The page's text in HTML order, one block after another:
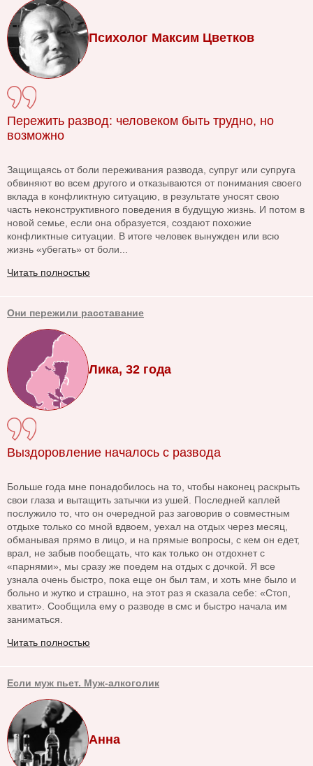
Психолог Максим Цветков
Пережить развод: человеком быть трудно, но
возможно
Защищаясь от боли переживания развода, супруг или супруга
обвиняют во всем другого и отказываются от понимания своего
вклада в конфликтную ситуацию, в результате уносят свою
часть неконструктивного поведения в будущую жизнь. И потом в
новой семье, если она образуется, создают похожие
конфликтные ситуации. В итоге человек вынужден или всю
жизнь «убегать» от боли...
Читать полностью
Они пережили расставание
Лика, 32 года
Выздоровление началось с развода
Больше года мне понадобилось на то, чтобы наконец раскрыть
свои глаза и вытащить затычки из ушей. Последней каплей
послужило то, что он очередной раз заговорив о совместным
отдыхе только со мной вдвоем, уехал на отдых через месяц,
обманывая прямо в лицо, и на прямые вопросы, с кем он едет,
врал, не забыв пообещать, что как только он отдохнет с
«парнями», мы сразу же поедем на отдых с дочкой. Я все
узнала очень быстро, пока еще он был там, и хоть мне было и
больно и жутко и страшно, на этот раз я сказала себе: «Стоп,
хватит». Сообщила ему о разводе в смс и быстро начала им
заниматься.
Читать полностью
Если муж пьет. Муж-алкоголик
Анна